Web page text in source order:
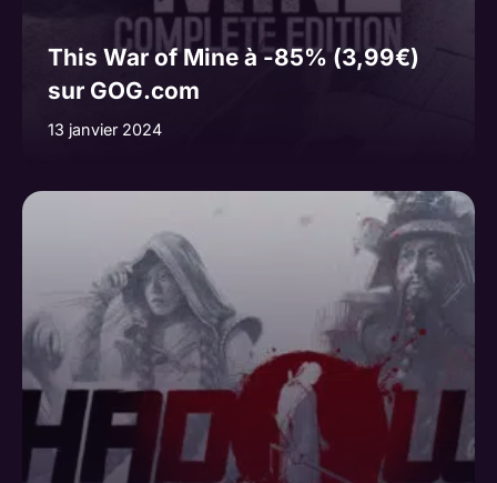
This War of Mine à -85% (3,99€)
sur GOG.com
13 janvier 2024